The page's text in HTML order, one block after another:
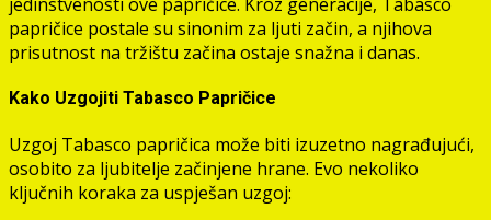
papričice postale su sinonim za ljuti začin, a njihova
prisutnost na tržištu začina ostaje snažna i danas.
Kako Uzgojiti Tabasco Papričice
Uzgoj Tabasco papričica može biti izuzetno nagrađujući,
osobito za ljubitelje začinjene hrane. Evo nekoliko
ključnih koraka za uspješan uzgoj: